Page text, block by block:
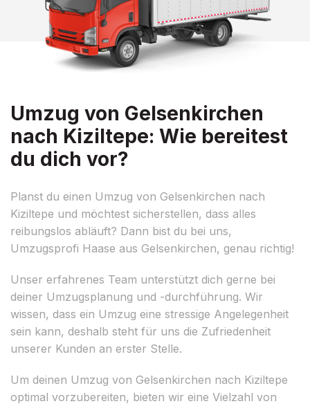
Umzug von Gelsenkirchen
nach Kiziltepe: Wie bereitest
du dich vor?
Planst du einen Umzug von Gelsenkirchen nach
Kiziltepe und möchtest sicherstellen, dass alles
reibungslos abläuft? Dann bist du bei uns,
Umzugsprofi Haase aus Gelsenkirchen, genau richtig!
Unser erfahrenes Team unterstützt dich gerne bei
deiner Umzugsplanung und -durchführung. Wir
wissen, dass ein Umzug eine stressige Angelegenheit
sein kann, deshalb steht für uns die Zufriedenheit
unserer Kunden an erster Stelle.
Um deinen Umzug von Gelsenkirchen nach Kiziltepe
optimal vorzubereiten, bieten wir eine Vielzahl von